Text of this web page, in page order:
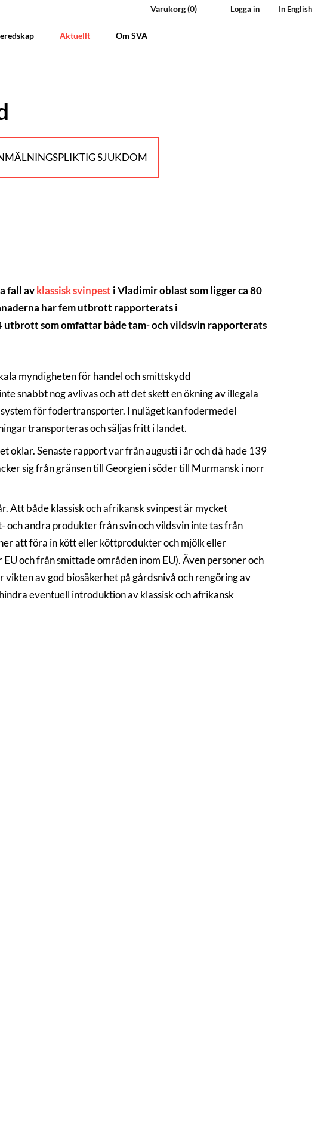
Varukorg(0) Logga in In English
Aktuellt Om SVA
SJUKDOM
fall avklassisk svinpest i Vladimir oblast som ligger ca 80
har fem utbrott rapporterats i
utbrott som omfattar både tam- och vildsvin rapporterats
myndigheten för handel och smittskydd
snabbt nog avlivas och att det skett en ökning av illegala
för fodertransporter. I nuläget kan fodermedel
transporteras och säljas fritt i landet.
oklar. Senaste rapport var från augusti i år och då hade 139
sig från gränsen till Georgien i söder till Murmansk i norr
Att både klassisk och afrikansk svinpest är mycket
andra produkter från svin och vildsvin inte tas från
att föra in kött eller köttprodukter och mjölk eller
och från smittade områden inom EU). Även personer och
av god biosäkerhet på gårdsnivå och rengöring av
eventuell introduktion av klassisk och afrikansk